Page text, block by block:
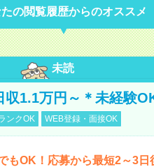
の閲覧履歴からのオススメ
未読
1.1万円～＊未経験
ンクOK WEB登録・面接OK
OK！応募から最短2～3日